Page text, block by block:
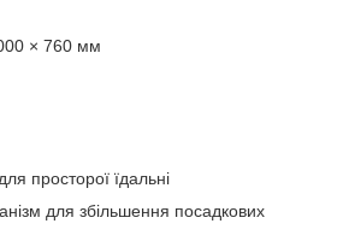
× 760 мм
просторої їдальні
для збільшення посадкових